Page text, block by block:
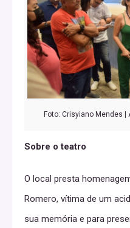
Foto: Crisyiano Mendes
Sobre o teatro
O local presta
Romero, vítima de um
sua memória e para